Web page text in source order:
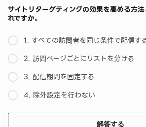
サイトリターゲティングの効果を高める方
れですか。
1. すべての訪問者を同じ条件で配信す
2. 訪問ページごとにリストを分ける
3. 配信期間を固定する
4. 除外設定を行わない
解答する